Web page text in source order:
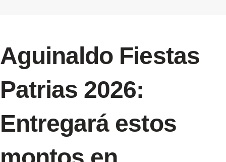
Aguinaldo Fiestas
Patrias 2026:
Entregará estos